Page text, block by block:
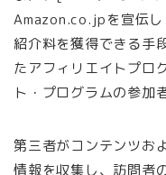
Amazon.co.jpを宣伝し
紹介料を獲得できる手
たアフィリエイトプロ
ト・プログラムの参加
第三者がコンテンツお
情報を収集し、訪問者